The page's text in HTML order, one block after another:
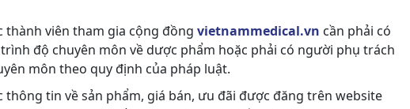
thành viên tham gia cộng đồng vietnammedical.vn cần phải có
độ chuyên môn về dược phẩm hoặc phải có người phụ trách
môn theo quy định của pháp luật.
thông tin về sản phẩm, giá bán, ưu đãi được đăng trên website
Chia sẻ qua mạng xã hội: